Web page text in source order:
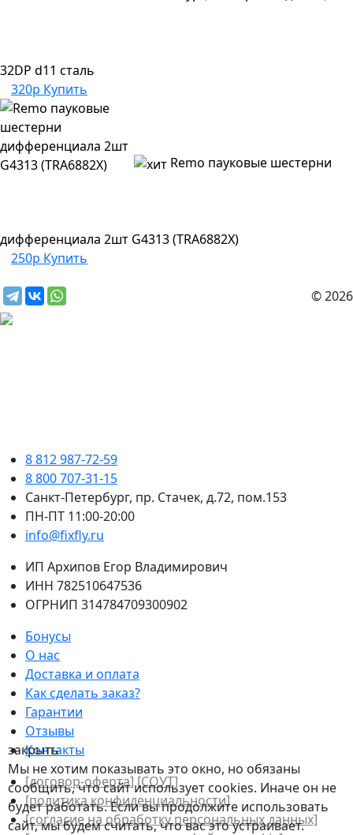
закрыть
Мы не хотим показывать это окно, но обязаны
сообщить, что сайт использует cookies. Иначе он не
будет работать. Если вы продолжите использовать
сайт, мы будем считать, что вас это устраивает.
32DP d11 сталь
320р Купить
Remo пауковые шестерни
дифференциала 2шт G4313 (TRA6882X)
250р Купить
© 2026
8 812 987-72-59
8 800 707-31-15
Санкт-Петербург, пр. Стачек, д.72, пом.153
ПН-ПТ 11:00-20:00
info@fixfly.ru
ИП Архипов Егор Владимирович
ИНН 782510647536
ОГРНИП 314784709300902
Бонусы
О нас
Доставка и оплата
Как сделать заказ?
Гарантии
Отзывы
Контакты
[договор-оферта] [СОУТ]
[политикa конфиденциальности]
[согласие на обработку персональных данных]